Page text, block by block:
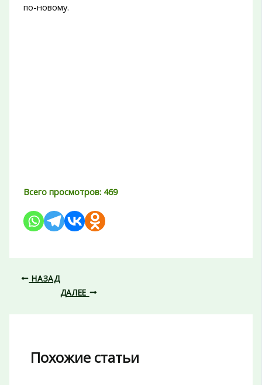
по-новому.
Всего просмотров: 469
НАЗАД
ДАЛЕЕ
Похожие статьи